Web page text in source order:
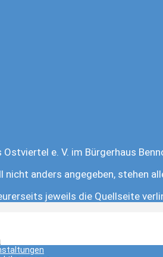
e. V. im Bürgerhaus
nicht anders angegeben, stehen
jeweils die Quellseite